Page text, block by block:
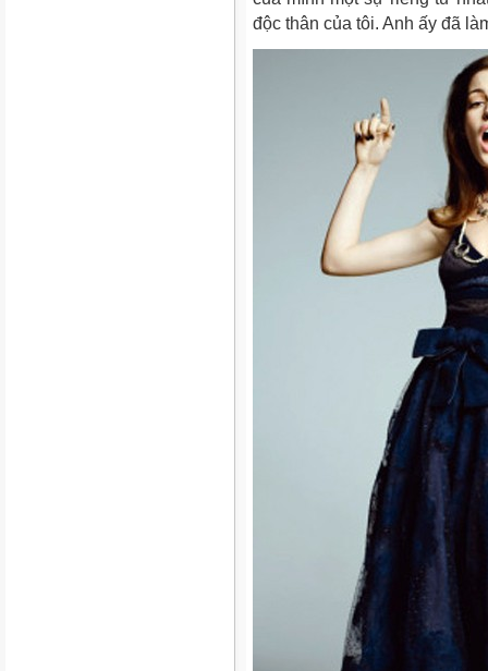
độc thân của tôi. Anh ấy đã